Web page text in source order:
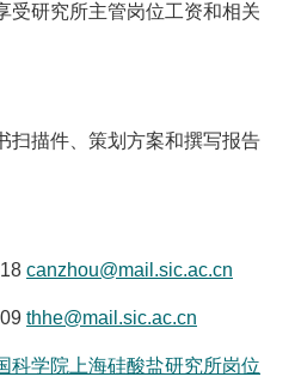
受研究所主管岗位工资和相关
扫描件、策划方案和撰写报告
canzhou@mail.sic.ac.cn
thhe@mail.sic.ac.cn
科学院上海硅酸盐研究所岗位